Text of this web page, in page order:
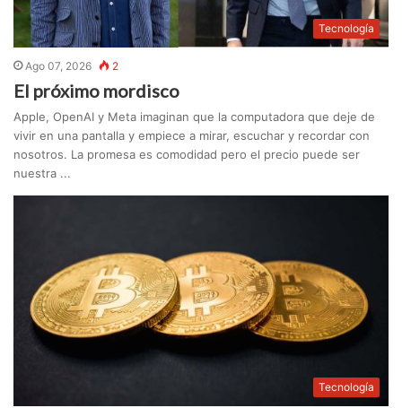
Tecnología
Ago 07, 2026 2
El próximo mordisco
Apple, OpenAI y Meta imaginan que la computadora que deje de
vivir en una pantalla y empiece a mirar, escuchar y recordar con
nosotros. La promesa es comodidad pero el precio puede ser
nuestra ...
Tecnología